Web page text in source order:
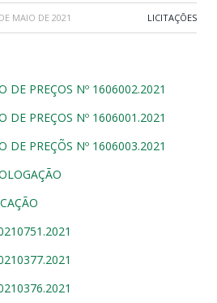
MAIO DE 2021 LICITAÇÕES
DE PREÇOS Nº 1606002.2021
DE PREÇOS Nº 1606001.2021
DE PREÇÕS Nº 1606003.2021